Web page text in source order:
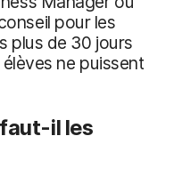
pour les
plus de 30 jours
ne puissent
faut-il les